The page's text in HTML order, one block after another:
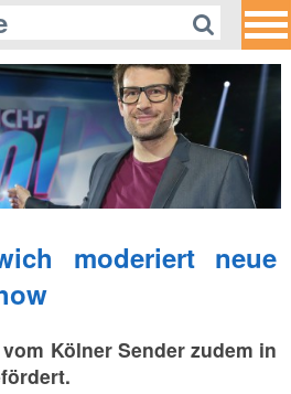
moderiert neue
Kölner Sender zudem in